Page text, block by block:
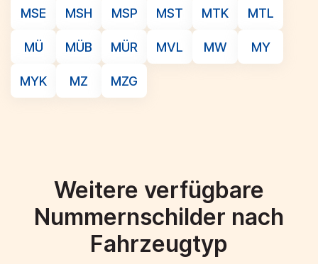
MSE MSH MSP MST MTK MTL
MÜ MÜB MÜR MVL MW MY
MYK MZ MZG
Weitere verfügbare
Nummernschilder nach
Fahrzeugtyp